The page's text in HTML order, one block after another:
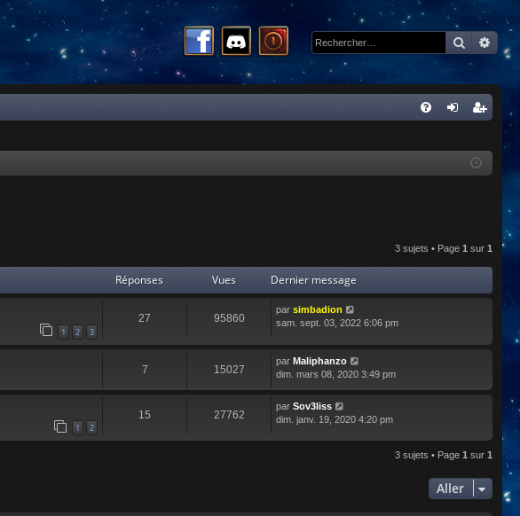
cri
3 sujets • Page 1 sur 1
Réponses Vues Dernier message
1 2 3
27 95860
par simbadion
sam. sept. 03, 2022 6:06 pm
7 15027
par Maliphanzo
dim. mars 08, 2020 3:49 pm
1 2
15 27762
par Sov3liss
dim. janv. 19, 2020 4:20 pm
3 sujets • Page 1 sur 1
Aller